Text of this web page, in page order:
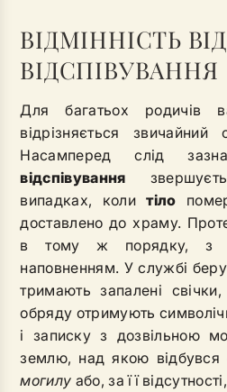
ВІДМІННІСТЬ
ВІДСПІВУВАННЯ
Для багатьох родичів
відрізняється
Насамперед слід
відспівування
випадках, колитіло
доставлено до храму.
в тому ж порядку, з
наповненням. У службі
тримають запалені
обряду отримують
і записку з дозвільною
землю, над якою відбувся
могилу або, за її